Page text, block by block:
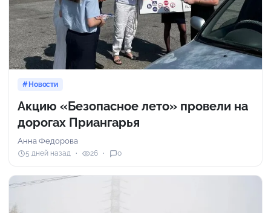
Новости
Акцию «Безопасное лето» провели на
дорогах Приангарья
Анна Федорова
5 дней назад 26 0